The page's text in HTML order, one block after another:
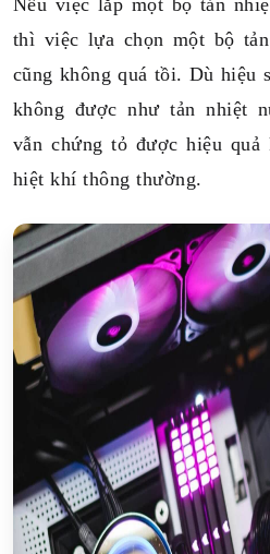
Nếu việc lắp một bộ tản
thì việc lựa chọn một bộ
cũng không quá tồi. Dù hiệu
không được như tản nhiệt
vẫn chứng tỏ được hiệu
hiệt khí thông thường.